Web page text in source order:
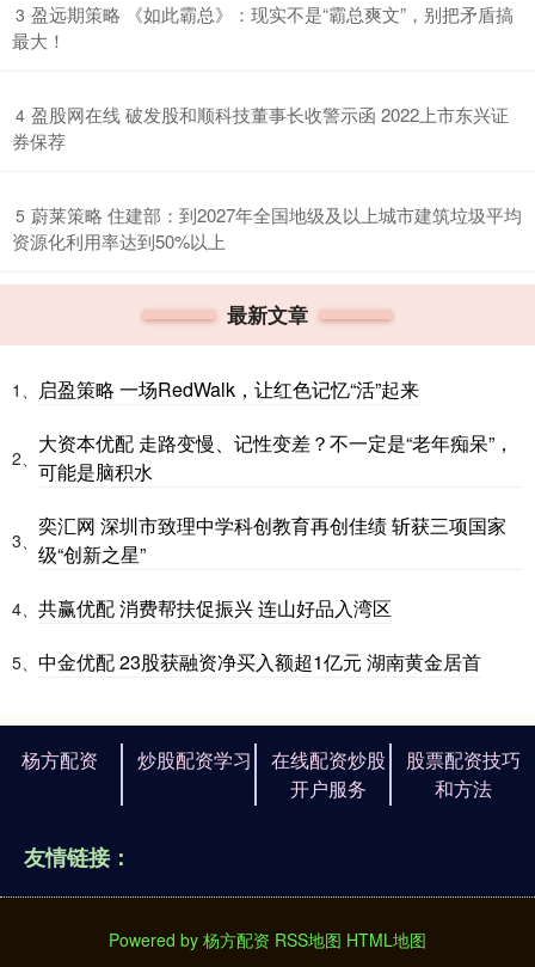
3 ​盈远期策略 《如此霸总》：现实不是“霸总爽文”，别把矛盾搞
最大！
4 ​盈股网在线 破发股和顺科技董事长收警示函 2022上市东兴证
券保荐
5 ​蔚莱策略 住建部：到2027年全国地级及以上城市建筑垃圾平均
资源化利用率达到50%以上
最新文章
1、 启盈策略 一场RedWalk，让红色记忆“活”起来
2、
大资本优配 走路变慢、记性变差？不一定是“老年痴呆”，
可能是脑积水
3、
奕汇网 深圳市致理中学科创教育再创佳绩 斩获三项国家
级“创新之星”
4、 共赢优配 消费帮扶促振兴 连山好品入湾区
5、 中金优配 23股获融资净买入额超1亿元 湖南黄金居首
杨方配资 炒股配资学习
在线配资炒股
开户服务
股票配资技巧
和方法
友情链接：
Powered by 杨方配资 RSS地图 HTML地图